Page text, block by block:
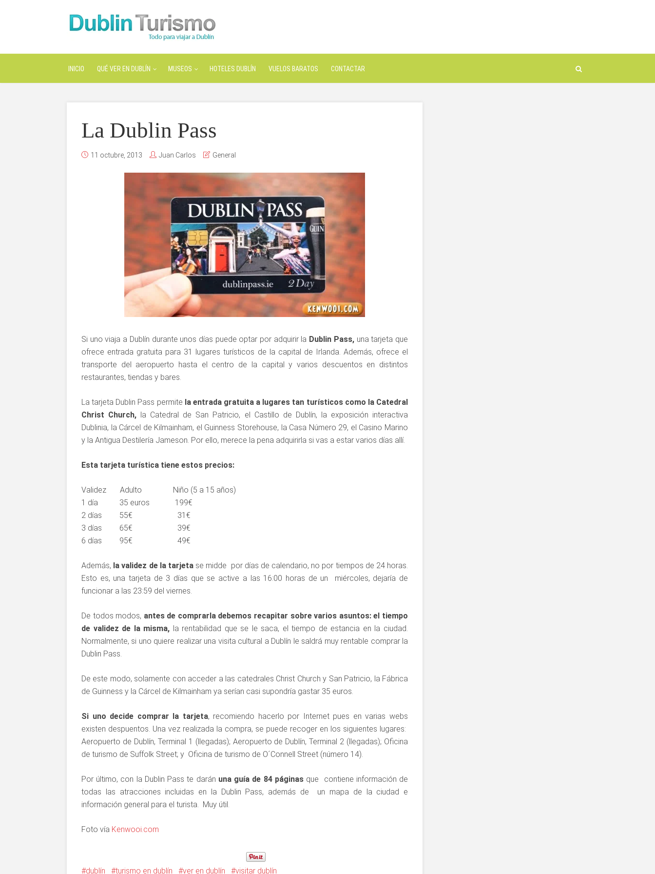
INICIO QUÉ VER EN DUBLÍN MUSEOS HOTELES DUBLÍN VUELOS BARATOS CONTACTAR
La Dublin Pass
11 octubre, 2013 Juan Carlos General
Si uno viaja a Dublín durante unos días puede optar por adquirir la Dublin Pass,una tarjeta que
ofrece entrada gratuita para 31 lugares turísticos de la capital de Irlanda. Además, ofrece el
transporte del aeropuerto hasta el centro de la capital y varios descuentos en distintos
restaurantes, tiendas y bares.
La tarjeta Dublin Pass permite la entrada gratuita a lugares tan turísticos como la Catedral
Christ Church, la Catedral de San Patricio, el Castillo de Dublín, la exposición interactiva
Dublinia, la Cárcel de Kilmainham, el Guinness Storehouse, la Casa Número 29, el Casino Marino
y la Antigua Destilería Jameson. Por ello, merece la pena adquirirla si vas a estar varios días allí.
Esta tarjeta turística tiene estos precios:
Validez Adulto Niño (5 a 15 años)
1 día 35 euros 199€
2 días 55€ 31€
3 días 65€ 39€
6 días 95€ 49€
Además, la validez de la tarjetase midde por días de calendario, no por tiempos de 24 horas.
Esto es, una tarjeta de 3 días que se active a las 16:00 horas de un miércoles, dejaría de
funcionar a las 23:59 del viernes.
De todos modos, antes de comprarla debemos recapitar sobre varios asuntos: el tiempo
de validez de la misma, la rentabilidad que se le saca, el tiempo de estancia en la ciudad.
Normalmente, si uno quiere realizar una visita cultural a Dublín le saldrá muy rentable comprar la
Dublin Pass.
De este modo, solamente con acceder a las catedrales Christ Church y San Patricio, la Fábrica
de Guinness y la Cárcel de Kilmainham ya serían casi supondría gastar 35 euros.
Si uno decide comprar la tarjeta, recomiendo hacerlo por Internet pues en varias webs
existen despuentos. Una vez realizada la compra, se puede recoger en los siguientes lugares:
Aeropuerto de Dublín, Terminal 1 (llegadas); Aeropuerto de Dublín, Terminal 2 (llegadas); Oficina
de turismo de Suffolk Street; y Oficina de turismo de O´Connell Street (número 14).
Por último, con la Dublin Pass te darán una guía de 84 páginasque contiene información de
todas las atracciones incluidas en la Dublin Pass, además de un mapa de la ciudad e
información general para el turista. Muy útil.
Foto vía Kenwooi.com
dublín turismo en dublín ver en dublín visitar dublín